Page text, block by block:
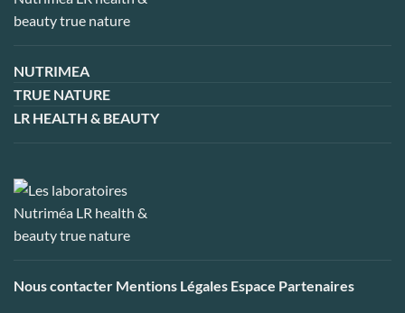
NUTRIMEA
TRUE NATURE
LR HEALTH & BEAUTY
Nous contacter Mentions Légales Espace Partenaires